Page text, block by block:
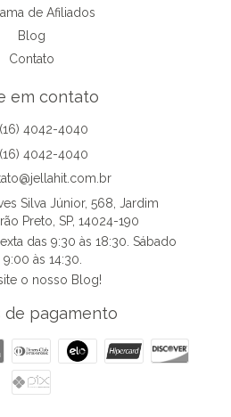
de Afiliados
Blog
Contato
em contato
(16) 4042-4040
(16) 4042-4040
Silva Júnior, 568, Jardim
Preto, SP, 14024-190
das 9:30 às 18:30. Sábado
9:00 às 14:30.
o nosso Blog!
de pagamento